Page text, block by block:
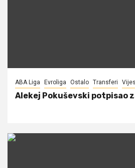
ABA Liga Evroliga Ostalo Transferi
Alekej Pokuševski potpisao